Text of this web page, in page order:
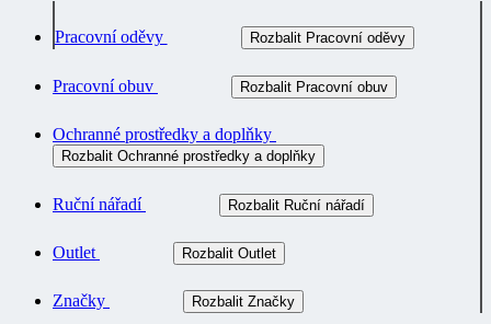
Pracovní oděvy Rozbalit Pracovní oděvy
Pracovní obuv Rozbalit Pracovní obuv
Ochranné prostředky a doplňky
Rozbalit Ochranné prostředky a doplňky
Ruční nářadí Rozbalit Ruční nářadí
Outlet Rozbalit Outlet
Značky Rozbalit Značky